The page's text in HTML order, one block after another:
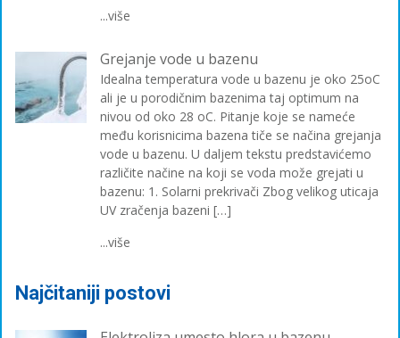
...više
Grejanje vode u bazenu
Idealna temperatura vode u bazenu je oko 25oC
ali je u porodičnim bazenima taj optimum na
nivou od oko 28 oC. Pitanje koje se nameće
među korisnicima bazena tiče se načina grejanja
vode u bazenu. U daljem tekstu predstavićemo
različite načine na koji se voda može grejati u
bazenu: 1. Solarni prekrivači Zbog velikog uticaja
UV zračenja bazeni […]
...više
Najčitaniji postovi